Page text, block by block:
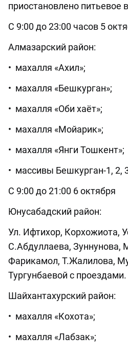
приостановлено питьевое
С 9:00 до 23:00 часов 5
Алмазарский район:
• махалля «Ахил»;
• махалля «Бешкурган»;
• махалля «Оби хаёт»;
• махалля «Мойарик»;
• махалля «Янги Тошкент»;
• массивы Бешкурган-1, 2,
С 9:00 до 21:00 6 октября
Юнусабадский район:
Ул. Ифтихор, Корхожиота,
С.Абдуллаева, Зуннунова,
Фарикамол, Т.Жалилова,
Тургунбаевой с проездами.
Шайхантахурский район:
• махалля «Кохота»;
• махалля «Лабзак»;